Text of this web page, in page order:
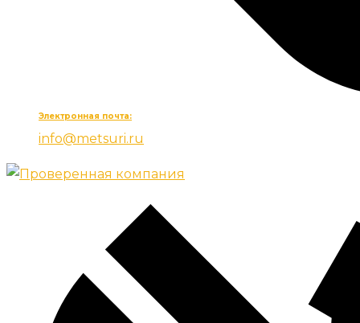
Электронная почта:
info@metsuri.ru